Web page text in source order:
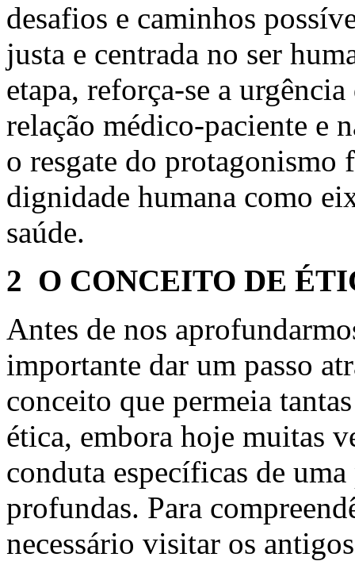
desafios e caminhos
justa e centrada no ser
etapa, reforça-se a
relação médico-paciente e
o resgate do protagonismo
dignidade humana como
saúde.
2 O CONCEITO DE
Antes de nos
importante dar um passo
conceito que permeia
ética, embora hoje muitas
conduta específicas de
profundas. Para
necessário visitar os